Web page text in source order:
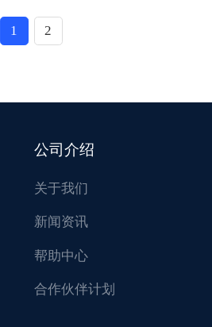
1 2
公司介绍
关于我们
新闻资讯
帮助中心
合作伙伴计划